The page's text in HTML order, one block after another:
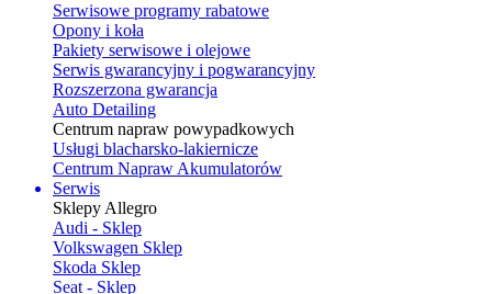
Serwisowe programy rabatowe
Opony i koła
Pakiety serwisowe i olejowe
Serwis gwarancyjny i pogwarancyjny
Rozszerzona gwarancja
Auto Detailing
Centrum napraw powypadkowych
Usługi blacharsko-lakiernicze
Centrum Napraw Akumulatorów
Serwis
Sklepy Allegro
Audi - Sklep
Volkswagen Sklep
Skoda Sklep
Seat - Sklep